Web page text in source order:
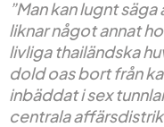
”Man kan lugnt
liknar något annat
livliga thailändska
dold oas bort från
inbäddat i sex
centrala